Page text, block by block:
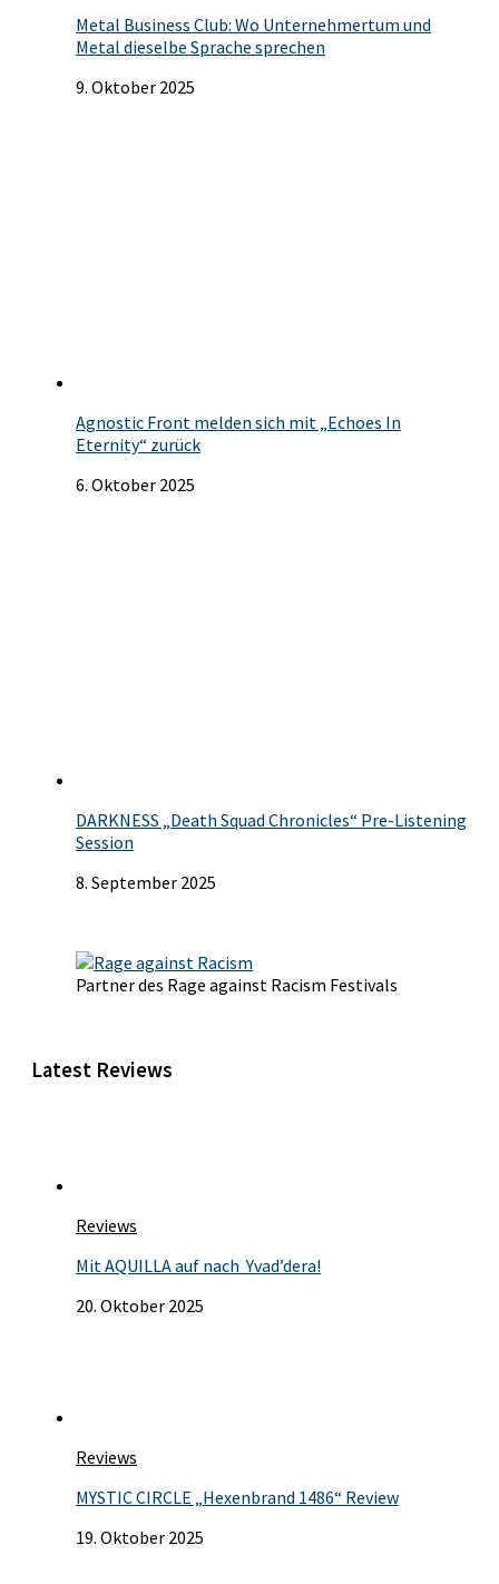
Metal Business Club: Wo Unternehmertum und
Metal dieselbe Sprache sprechen
9. Oktober 2025
Agnostic Front melden sich mit „Echoes In
Eternity“ zurück
6. Oktober 2025
DARKNESS „Death Squad Chronicles“ Pre-Listening
Session
8. September 2025
Partner des Rage against Racism Festivals
Latest Reviews
Reviews
Mit AQUILLA auf nach Yvad’dera!
20. Oktober 2025
Reviews
MYSTIC CIRCLE „Hexenbrand 1486“ Review
19. Oktober 2025